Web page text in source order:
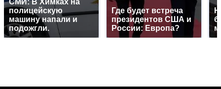
СМИ: В Химках на
полицейскую
машину напали и
подожгли.
Где будет встреча
президентов США и
России: Европа?